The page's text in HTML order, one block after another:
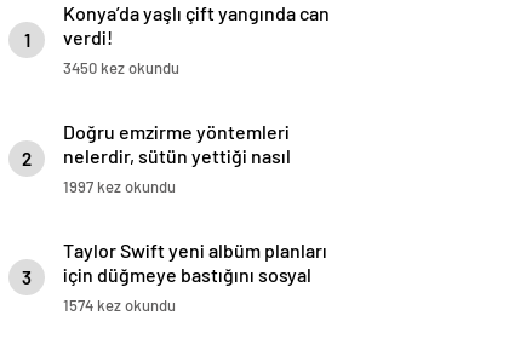
1
Konya’da yaşlı çift yangında can
verdi!
3450 kez okundu
2
Doğru emzirme yöntemleri
nelerdir, sütün yettiği nasıl
anlaşılır?
1997 kez okundu
3
Taylor Swift yeni albüm planları
için düğmeye bastığını sosyal
medyadan duyurdu!
1574 kez okundu